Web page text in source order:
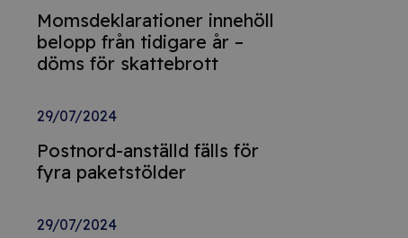
Momsdeklarationer innehöll
belopp från tidigare år –
döms för skattebrott
29/07/2024
Postnord-anställd fälls för
fyra paketstölder
29/07/2024